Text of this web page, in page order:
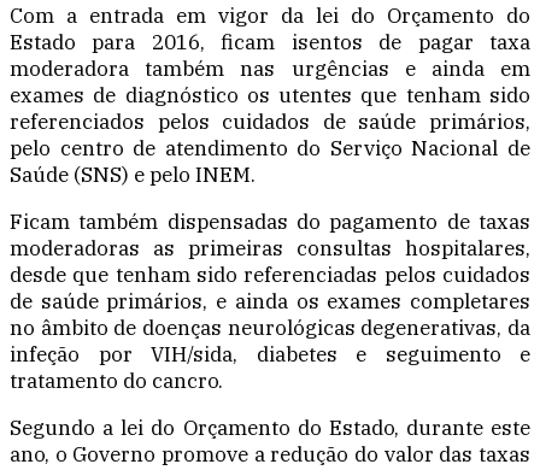
Com a entrada em vigor da lei do Orçamento do
Estado para 2016, ficam isentos de pagar taxa
moderadora também nas urgências e ainda em
exames de diagnóstico os utentes que tenham sido
referenciados pelos cuidados de saúde primários,
pelo centro de atendimento do Serviço Nacional de
Saúde (SNS) e pelo INEM.
Ficam também dispensadas do pagamento de taxas
moderadoras as primeiras consultas hospitalares,
desde que tenham sido referenciadas pelos cuidados
de saúde primários, e ainda os exames completares
no âmbito de doenças neurológicas degenerativas, da
infeção por VIH/sida, diabetes e seguimento e
tratamento do cancro.
Segundo a lei do Orçamento do Estado, durante este
ano, o Governo promove a redução do valor das taxas